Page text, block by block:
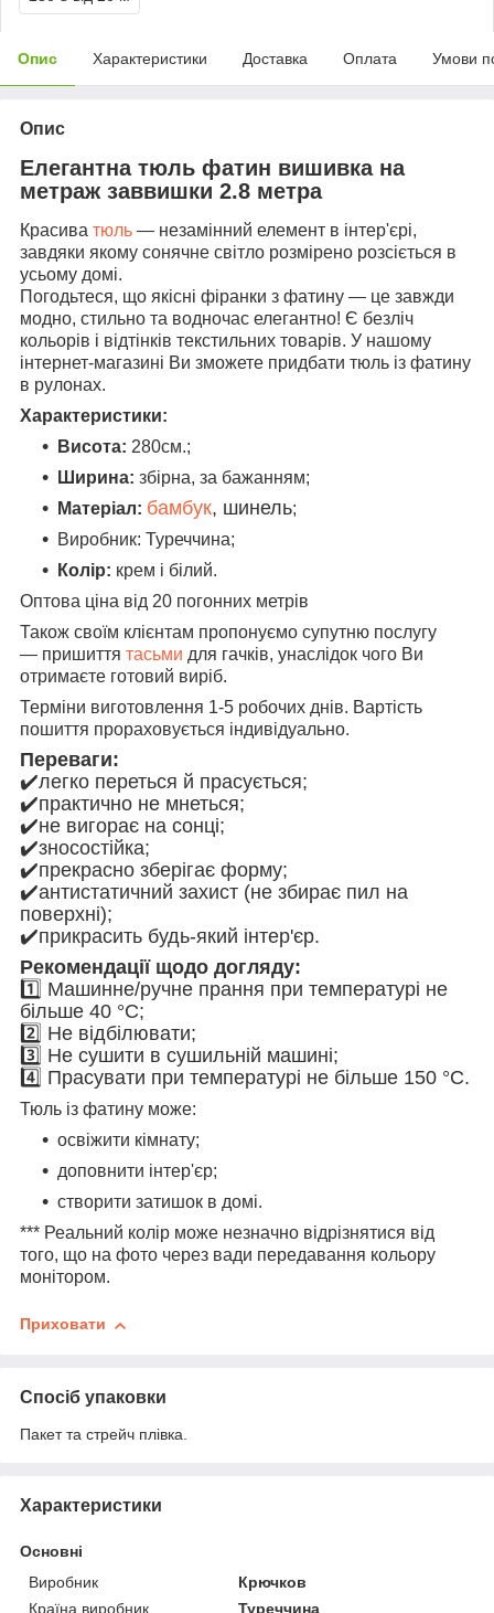
Опис Характеристики Доставка Оплата Умови
Опис
Елегантна тюль фатин вишивка на
метраж заввишки 2.8 метра
Красива тюль — незамінний елемент в інтер'єрі,
завдяки якому сонячне світло розмірено розсіється в
усьому домі.
Погодьтеся, що якісні фіранки з фатину — це завжди
модно, стильно та водночас елегантно! Є безліч
кольорів і відтінків текстильних товарів. У нашому
інтернет-магазині Ви зможете придбати тюль із фатину
в рулонах.
Характеристики:
Висота: 280см.;
Ширина: збірна, за бажанням;
Матеріал: бамбук, шинель;
Виробник: Туреччина;
Колір: крем і білий.
Оптова ціна від 20 погонних метрів
Також своїм клієнтам пропонуємо супутню послугу
— пришиття тасьми для гачків, унаслідок чого Ви
отримаєте готовий виріб.
Терміни виготовлення 1-5 робочих днів. Вартість
пошиття прораховується індивідуально.
Переваги:
✔️легко переться й прасується;
✔️практично не мнеться;
✔️не вигорає на сонці;
✔️зносостійка;
✔️прекрасно зберігає форму;
✔️антистатичний захист (не збирає пил на
поверхні);
✔️прикрасить будь-який інтер'єр.
Рекомендації щодо догляду:
1️⃣ Машинне/ручне прання при температурі не
більше 40 °C;
2️⃣ Не відбілювати;
3️⃣ Не сушити в сушильній машині;
4️⃣ Прасувати при температурі не більше 150 °C.
Тюль із фатину може:
освіжити кімнату;
доповнити інтер'єр;
створити затишок в домі.
*** Реальний колір може незначно відрізнятися від
того, що на фото через вади передавання кольору
монітором.
Приховати
Спосіб упаковки
Пакет та стрейч плівка.
Характеристики
Основні
Виробник
Крючков
Країна виробник
Туреччина